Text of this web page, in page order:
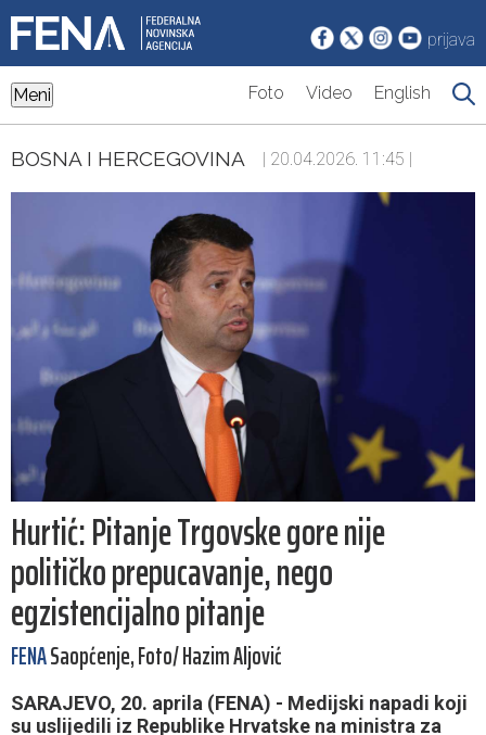
prijava
Meni Foto Video English
BOSNA I HERCEGOVINA | 20.04.2026. 11:45 |
Hurtić: Pitanje Trgovske gore nije
političko prepucavanje, nego
egzistencijalno pitanje
FENASaopćenje, Foto/ Hazim Aljović
SARAJEVO, 20. aprila (FENA) - Medijski napadi koji
su uslijedili iz Republike Hrvatske na ministra za